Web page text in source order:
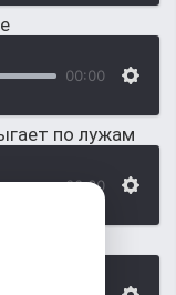
00:00
по лужам
00:00